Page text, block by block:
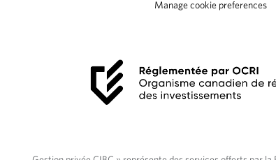
Manage cookie preferences